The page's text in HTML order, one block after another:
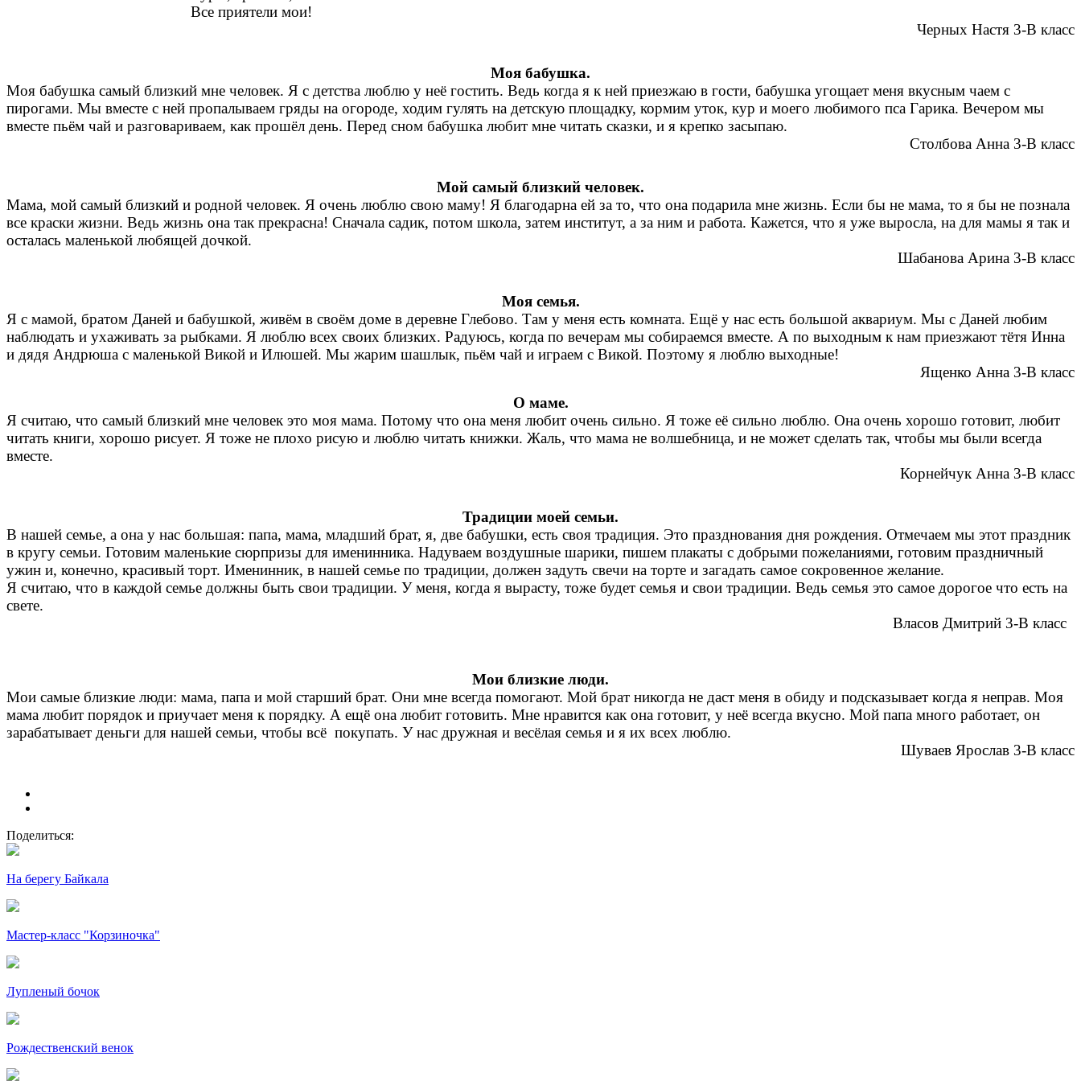
Все приятели мои!
Черных Настя 3-В класс
Моя бабушка.
Моя бабушка самый близкий мне человек. Я с детства люблю у неё гостить. Ведь когда я к ней приезжаю в гости, бабушка угощает меня вкусным чаем с
пирогами. Мы вместе с ней пропалываем гряды на огороде, ходим гулять на детскую площадку, кормим уток, кур и моего любимого пса Гарика. Вечером мы
вместе пьём чай и разговариваем, как прошёл день. Перед сном бабушка любит мне читать сказки, и я крепко засыпаю.
Столбова Анна 3-В класс
Мой самый близкий человек.
Мама, мой самый близкий и родной человек. Я очень люблю свою маму! Я благодарна ей за то, что она подарила мне жизнь. Если бы не мама, то я бы не познала
все краски жизни. Ведь жизнь она так прекрасна! Сначала садик, потом школа, затем институт, а за ним и работа. Кажется, что я уже выросла, на для мамы я так и
осталась маленькой любящей дочкой.
Шабанова Арина 3-В класс
Моя семья.
Я с мамой, братом Даней и бабушкой, живём в своём доме в деревне Глебово. Там у меня есть комната. Ещё у нас есть большой аквариум. Мы с Даней любим
наблюдать и ухаживать за рыбками. Я люблю всех своих близких. Радуюсь, когда по вечерам мы собираемся вместе. А по выходным к нам приезжают тётя Инна
и дядя Андрюша с маленькой Викой и Илюшей. Мы жарим шашлык, пьём чай и играем с Викой. Поэтому я люблю выходные!
Ященко Анна 3-В класс
О маме.
Я считаю, что самый близкий мне человек это моя мама. Потому что она меня любит очень сильно. Я тоже её сильно люблю. Она очень хорошо готовит, любит
читать книги, хорошо рисует. Я тоже не плохо рисую и люблю читать книжки. Жаль, что мама не волшебница, и не может сделать так, чтобы мы были всегда
вместе.
Корнейчук Анна 3-В класс
Традиции моей семьи.
В нашей семье, а она у нас большая: папа, мама, младший брат, я, две бабушки, есть своя традиция. Это празднования дня рождения. Отмечаем мы этот праздник
в кругу семьи. Готовим маленькие сюрпризы для именинника. Надуваем воздушные шарики, пишем плакаты с добрыми пожеланиями, готовим праздничный
ужин и, конечно, красивый торт. Именинник, в нашей семье по традиции, должен задуть свечи на торте и загадать самое сокровенное желание.
Я считаю, что в каждой семье должны быть свои традиции. У меня, когда я вырасту, тоже будет семья и свои традиции. Ведь семья это самое дорогое что есть на
свете.
Власов Дмитрий 3-В класс
Мои близкие люди.
Мои самые близкие люди: мама, папа и мой старший брат. Они мне всегда помогают. Мой брат никогда не даст меня в обиду и подсказывает когда я неправ. Моя
мама любит порядок и приучает меня к порядку. А ещё она любит готовить. Мне нравится как она готовит, у неё всегда вкусно. Мой папа много работает, он
зарабатывает деньги для нашей семьи, чтобы всё покупать. У нас дружная и весёлая семья и я их всех люблю.
Шуваев Ярослав 3-В класс
Поделиться:
На берегу Байкала
Мастер-класс "Корзиночка"
Лупленый бочок
Рождественский венок